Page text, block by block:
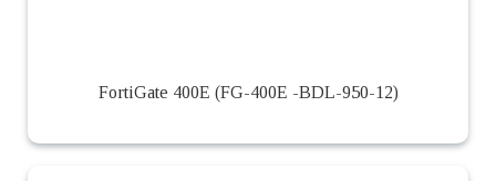
FortiGate 400E (FG-400E -BDL-950-12)